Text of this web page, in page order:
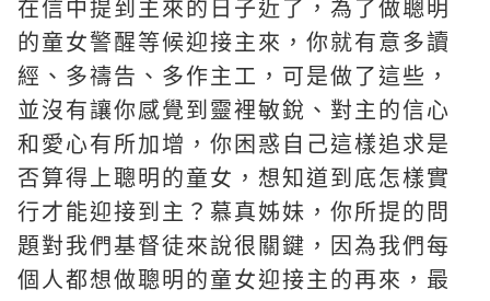
在信中提到主來的日子近了，為了做聰明
的童女警醒等候迎接主來，你就有意多讀
經、多禱告 、多作主工，可是做了這些，
並沒有讓你感覺到靈裡敏銳、對主的信心
和愛心有所加增，你困惑自己這樣追求是
否算得上聰明的童女，想知道到底怎樣實
行才能迎接到主？慕真姊妹，你所提的問
題對我們 基督徒來說很關鍵，因為我們每
個人都想做聰明的童女迎接主的再來，最